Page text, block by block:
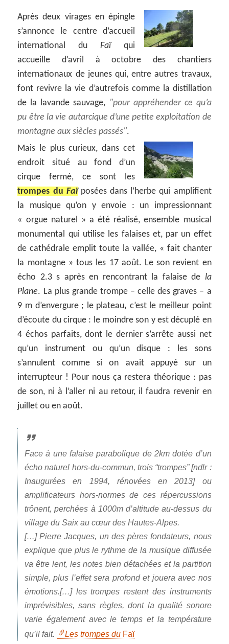
Après deux virages en épingle
s’annonce le centre d’accueil
international du Faïqui
accueille d’avril à octobre des chantiers
internationaux de jeunes qui, entre autres travaux,
font revivre la vie d’autrefois comme la distillation
de la lavande sauvage,
pour appréhender ce qu’a
pu être la vie autarcique d’une petite exploitation de
montagne aux siècles passés .
Mais le plus curieux, dans cet
endroit situé au fond d’un
cirque fermé, ce sont les
trompes du Faïposées dans l’herbe qui amplifient
la musique qu’on y envoie : un impressionnant
« orgue naturel » a été réalisé, ensemble musical
monumental qui utilise les falaises et, par un effet
de cathédrale emplit toute la vallée, « fait chanter
la montagne » tous les 17 août. Le son revient en
écho 2.3 s après en rencontrant la falaise de la
Plane. La plus grande trompe – celle des graves – a
9 m d’envergure ; le plateau, c’est le meilleur point
d’écoute du cirque : le moindre son y est décuplé en
4 échos parfaits, dont le dernier s’arrête aussi net
qu’un instrument ou qu’un disque : les sons
s’annulent comme si on avait appuyé sur un
interrupteur ! Pour nous ça restera théorique : pas
de son, ni à l’aller ni au retour, il faudra revenir en
juillet ou en août.
Face à une falaise parabolique de 2km dotée d’un
écho naturel hors-du-commun, trois “trompes” [ndlr :
Inaugurées en 1994, rénovées en 2013] ou
amplificateurs hors-normes de ces répercussions
trônent, perchées à 1000m d’altitude au-dessus du
village du Saix au cœur des Hautes-Alpes.
[…] Pierre Jacques, un des pères fondateurs, nous
explique que plus le rythme de la musique diffusée
va être lent, les notes bien détachées et la partition
simple, plus l’effet sera profond et jouera avec nos
émotions.[…] les trompes restent des instruments
imprévisibles, sans règles, dont la qualité sonore
varie également avec le temps et la température
qu’il fait.
Les trompes du Faï